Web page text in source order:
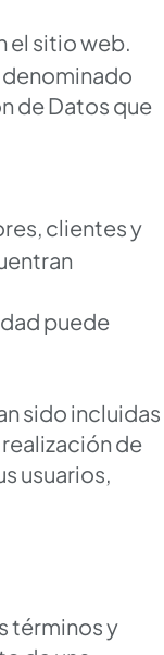
el sitio web.
denominado
de Datos que
clientes y
puede
sido incluidas
de
usuarios,
términos y